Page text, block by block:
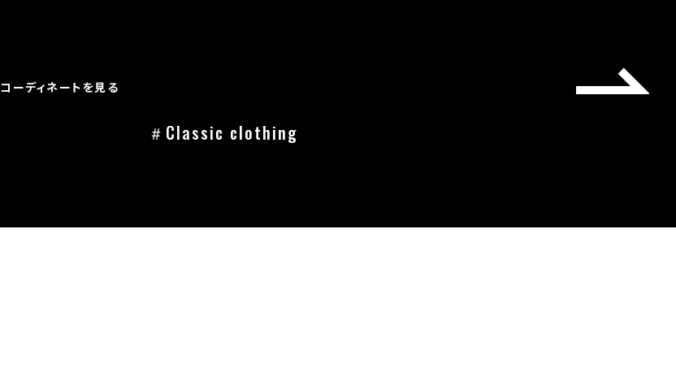
コーディネートを見る
＃Classic clothing